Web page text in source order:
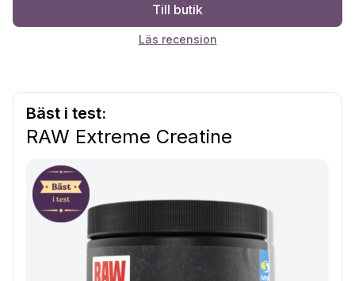
Till butik
Läs recension
Bäst i test:
RAW Extreme Creatine